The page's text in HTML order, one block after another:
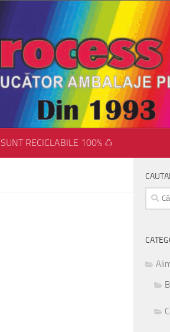
RECICLABILE 100% ♺
Caută
după: